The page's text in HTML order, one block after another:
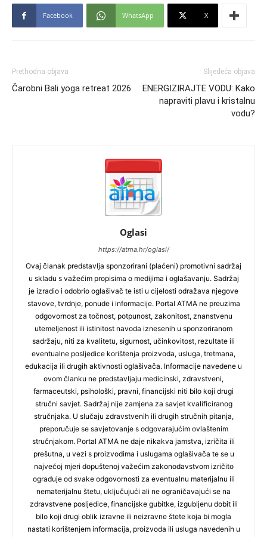
Facebook WhatsApp X
Prethodna objava
Čarobni Bali yoga retreat 2026
Slijedeća objava
ENERGIZIRAJTE VODU: Kako
napraviti plavu i kristalnu
vodu?
Oglasi
https://atma.hr/oglasi/
Ovaj članak predstavlja sponzorirani (plaćeni) promotivni sadržaj
u skladu s važećim propisima o medijima i oglašavanju. Sadržaj
je izradio i odobrio oglašivač te isti u cijelosti odražava njegove
stavove, tvrdnje, ponude i informacije. Portal ATMA ne preuzima
odgovornost za točnost, potpunost, zakonitost, znanstvenu
utemeljenost ili istinitost navoda iznesenih u sponzoriranom
sadržaju, niti za kvalitetu, sigurnost, učinkovitost, rezultate ili
eventualne posljedice korištenja proizvoda, usluga, tretmana,
edukacija ili drugih aktivnosti oglašivača. Informacije navedene u
ovom članku ne predstavljaju medicinski, zdravstveni,
farmaceutski, psihološki, pravni, financijski niti bilo koji drugi
stručni savjet. Sadržaj nije zamjena za savjet kvalificiranog
stručnjaka. U slučaju zdravstvenih ili drugih stručnih pitanja,
preporučuje se savjetovanje s odgovarajućim ovlaštenim
stručnjakom. Portal ATMA ne daje nikakva jamstva, izričita ili
prešutna, u vezi s proizvodima i uslugama oglašivača te se u
najvećoj mjeri dopuštenoj važećim zakonodavstvom izričito
ograđuje od svake odgovornosti za eventualnu materijalnu ili
nematerijalnu štetu, uključujući ali ne ograničavajući se na
zdravstvene posljedice, financijske gubitke, izgubljenu dobit ili
bilo koji drugi oblik izravne ili neizravne štete koja bi mogla
nastati korištenjem informacija, proizvoda ili usluga navedenih u